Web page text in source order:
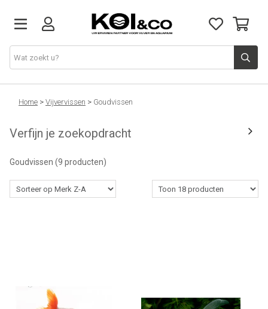
Vijver
Vijvervissen
Aquarium
Doe het zelf
Cadeaubon
Home > Vijvervissen > Goudvissen
Verfijn je zoekopdracht
Goudvissen (9 producten)